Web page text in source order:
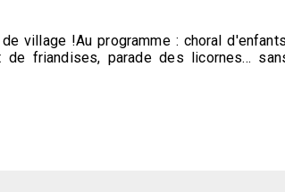
village !Au programme : choral
friandises, parade des licornes...